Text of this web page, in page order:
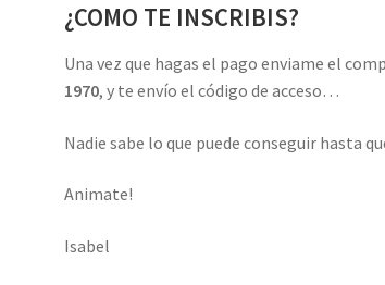
¿COMO TE INSCRIBIS?
Una vez que hagas el pago enviame el
1970, y te envío el código de acceso…
Nadie sabe lo que puede conseguir hasta
Animate!
Isabel